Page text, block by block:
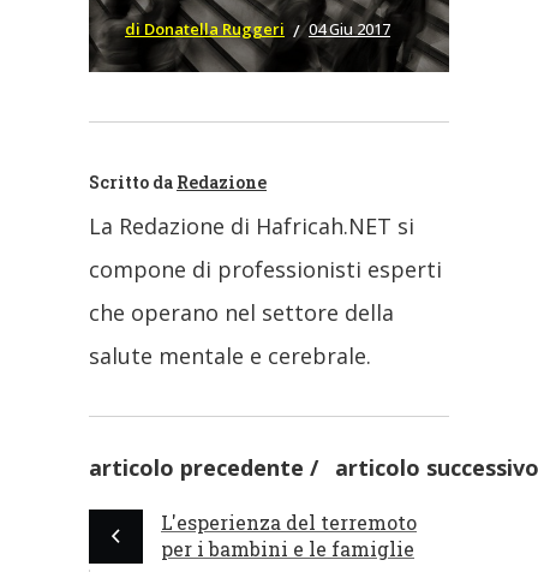
di Donatella Ruggeri 04 Giu 2017
Scritto da Redazione
La Redazione di Hafricah.NET si
compone di professionisti esperti
che operano nel settore della
salute mentale e cerebrale.
articolo precedente articolo successivo
L'esperienza del terremoto
per i bambini e le famiglie